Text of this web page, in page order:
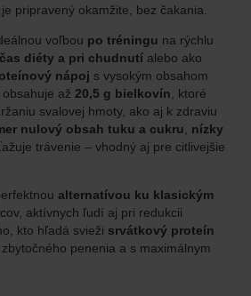
pripravený okamžite, bez čakania.
voľbou po tréningu na rýchlu
diéty a pri chudnutí alebo ako
nápoj s vysokým obsahom
až 20,5 g bielkovín , ktoré
svalovej hmoty, ako aj k zdraviu
nulový obsah tuku a cukru
nízky
trávenie – vhodný aj pre citlivejšie
alternatívou ku klasickým
aktívnych ľudí aj pri redukcii
kto hľadá svieži srvátkový proteín
penenia a s maximálnym